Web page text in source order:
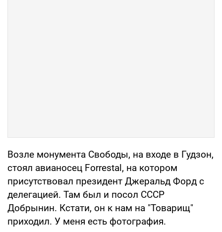
Возле монумента Свободы, на входе в Гудзон,
стоял авианосец Forrestal, на котором
присутствовал президент Джеральд Форд с
делегацией. Там был и посол СССР
Добрынин. Кстати, он к нам на "Товарищ"
приходил. У меня есть фотография.